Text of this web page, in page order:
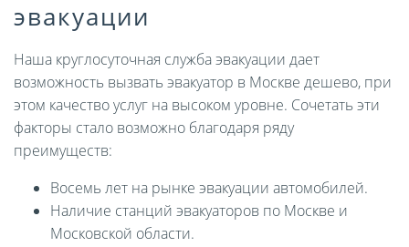
эвакуации
Наша круглосуточная служба эвакуации дает
возможность вызвать эвакуатор в Москве дешево, при
этом качество услуг на высоком уровне. Сочетать эти
факторы стало возможно благодаря ряду
преимуществ:
Восемь лет на рынке эвакуации автомобилей.
Наличие станций эвакуаторов по Москве и
Московской области.